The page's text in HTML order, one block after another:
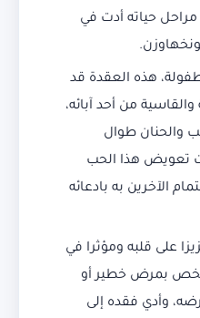
حياته أدت في
هذه العقدة قد
من أحد آبائه،
والحنان طوال
تعويض هذا الحب
الآخرين به بادعائه
على قلبه ومؤثرا في
بمرض خطير أو
وأدي فقده إلى